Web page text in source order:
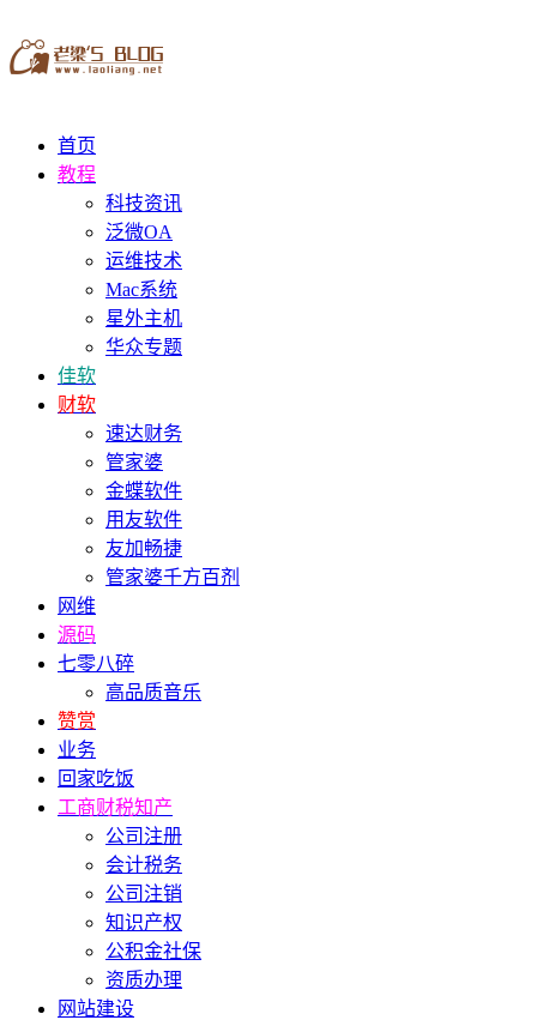
首页
教程
科技资讯
泛微OA
运维技术
Mac系统
星外主机
华众专题
佳软
财软
速达财务
管家婆
金蝶软件
用友软件
友加畅捷
管家婆千方百剂
网维
源码
七零八碎
高品质音乐
赞赏
业务
回家吃饭
工商财税知产
公司注册
会计税务
公司注销
知识产权
公积金社保
资质办理
网站建设